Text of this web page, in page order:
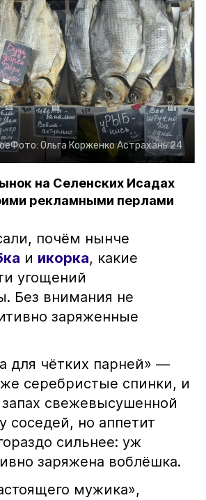
Фото: Ольга КорженкоАстрахань 24
на Селенских Исадах
рекламными перлами
почём нынче
и икорка, какие
угощений
Без внимания не
заряженные
для чётких парней» —
серебристые спинки, и
свежевысушенной
соседей, но аппетит
сильнее: уж
заряжена воблёшка.
мужика»,